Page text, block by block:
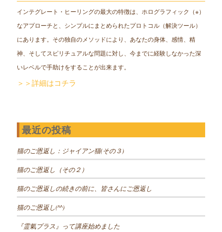
インテグレート・ヒーリングの最大の特徴は、ホログラフィック（※）
なアプローチと、シンプルにまとめられたプロトコル（解決ツール）
にあります。その独自のメソッドにより、あなたの身体、感情、精
神、そしてスピリチュアルな問題に対し、今までに経験しなかった深
いレベルで手助けをすることが出来ます。
＞＞詳細はコチラ
最近の投稿
猫のご恩返し：ジャイアン猫(その３)
猫のご恩返し（その２）
猫のご恩返しの続きの前に、皆さんにご恩返し
猫のご恩返し(^^)
『霊氣プラス』って講座始めました